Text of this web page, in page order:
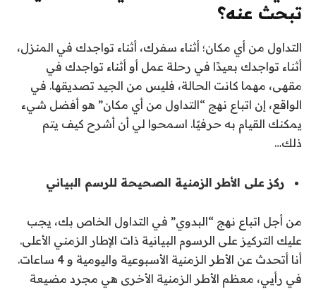
تبحث عنه؟
التداول من أي مكان؛ أثناء سفرك، أثناء تواجدك في المنزل،
أثناء تواجدك بعيدًا في رحلة عمل أو أثناء تواجدك في
مقهى، مهما كانت الحالة، فليس من الجيد تصديقها. في
الواقع، إن اتباع نهج “التداول من أي مكان” هو أفضل شيء
يمكنك القيام به حرفيًا. اسمحوا لي أن أشرح كيف يتم
ذلك…
ركز على الأطر الزمنية الصحيحة للرسم البياني
من أجل اتباع نهج “البدوي” في التداول الخاص بك، يجب
عليك التركيز على الرسوم البيانية ذات الإطار الزمني الأعلى.
أنا أتحدث عن الأطر الزمنية الأسبوعية واليومية و 4 ساعات.
في رأيي، معظم الأطر الزمنية الأخرى هي مجرد مضيعة